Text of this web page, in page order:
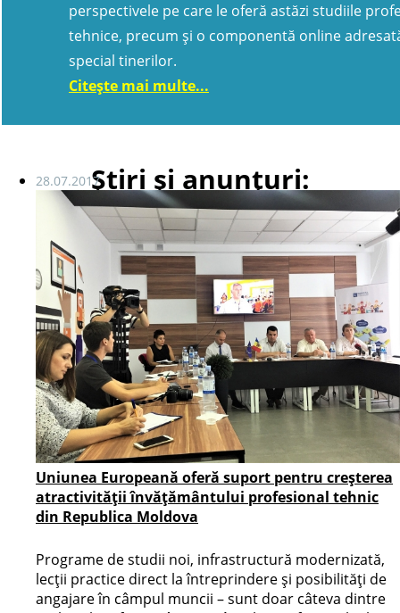
perspectivele pe care le oferă astăzi studiile
tehnice, precum și o componentă online
special tinerilor.
Citeşte mai multe...
Știri și anunțuri:
28.07.2017
Uniunea Europeană oferă suport pentru creșterea
atractivității învățământului profesional tehnic
din Republica Moldova
Programe de studii noi, infrastructură modernizată,
lecții practice direct la întreprindere și posibilități de
angajare în câmpul muncii – sunt doar câteva dintre